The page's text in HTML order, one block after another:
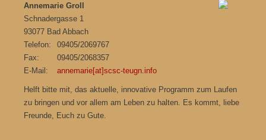
Annemarie Groll
Schnadergasse 1
93077 Bad Abbach
Telefon:
09405/2069767
Fax:
09405/2068357
E-Mail:
annemarie[at]scsc-teugn.info
Helft bitte mit, das aktuelle, innovative Programm zum Laufen
zu bringen und vor allem am Leben zu halten. Es kommt, liebe
Freunde, Euch zu Gute.